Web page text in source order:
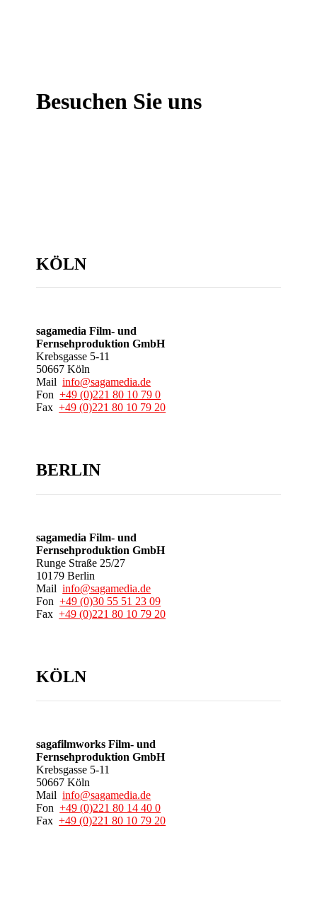
Besuchen Sie uns
KÖLN
sagamedia Film- und
Fernsehproduktion GmbH
Krebsgasse 5-11
50667 Köln
Mailinfo@sagamedia.de
Fon+49 (0)221 80 10 79 0
Fax+49 (0)221 80 10 79 20
BERLIN
sagamedia Film- und
Fernsehproduktion GmbH
Runge Straße 25/27
10179 Berlin
Mailinfo@sagamedia.de
Fon+49 (0)30 55 51 23 09
Fax+49 (0)221 80 10 79 20
KÖLN
sagafilmworks Film- und
Fernsehproduktion GmbH
Krebsgasse 5-11
50667 Köln
Mailinfo@sagamedia.de
Fon+49 (0)221 80 14 40 0
Fax+49 (0)221 80 10 79 20